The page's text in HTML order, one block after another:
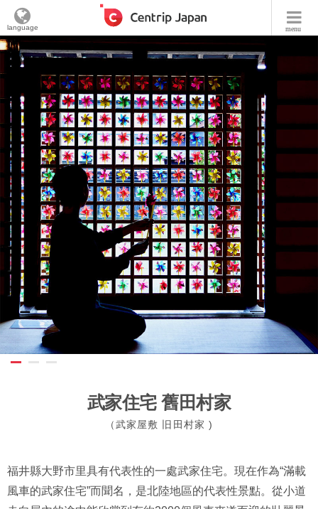
menu
language
武家住宅 舊田村家
（武家屋敷 旧田村家 )
福井縣大野市里具有代表性的一處武家住宅。現在作為“滿載
風車的武家住宅”而聞名，是北陸地區的代表性景點。從小道